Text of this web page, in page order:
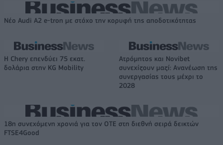
Νέο Audi A2 e-tron με στόχο την κορυφή της αποδοτικότητας
Η Chery επενδύει 75 εκατ.
δολάρια στην KG Mobility
Ατρόμητος και Novibet
συνεχίζουν μαζί: Ανανέωση της
συνεργασίας τους μέχρι το
2028
18η συνεχόμενη χρονιά για τον ΟΤΕ στη διεθνή σειρά δεικτών
FTSE4Good